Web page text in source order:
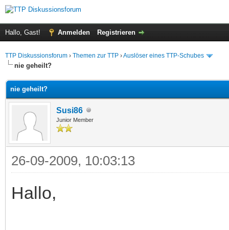
Hallo, Gast! Anmelden Registrieren
TTP Diskussionsforum › Themen zur TTP ›Auslöser eines TTP-Schubes
nie geheilt?
nie geheilt?
Susi86
Junior Member
26-09-2009, 10:03:13
Hallo,